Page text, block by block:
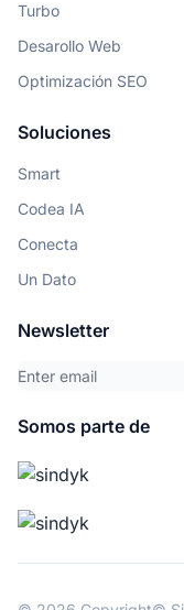
Turbo
Desarollo Web
Optimización SEO
Soluciones
Smart
Codea IA
Conecta
Un Dato
Newsletter
Somos parte de